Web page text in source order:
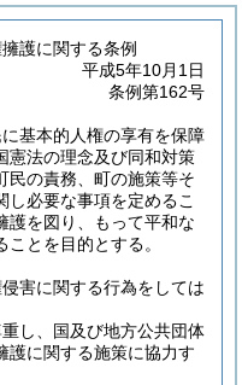
護に関する条例
平成5年10月1日
条例第162号
基本的人権の享有を保障
憲法の理念及び同和対策
民の責務、町の施策等そ
必要な事項を定めるこ
護を図り、もって平和な
とを目的とする。
害に関する行為をしては
し、国及び地方公共団体
護に関する施策に協力す